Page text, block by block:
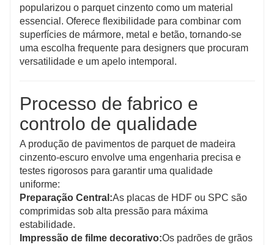
popularizou o parquet cinzento como um material
essencial. Oferece flexibilidade para combinar com
superfícies de mármore, metal e betão, tornando-se
uma escolha frequente para designers que procuram
versatilidade e um apelo intemporal.
Processo de fabrico e
controlo de qualidade
A produção de pavimentos de parquet de madeira
cinzento-escuro envolve uma engenharia precisa e
testes rigorosos para garantir uma qualidade
uniforme:
Preparação Central:As placas de HDF ou SPC são
comprimidas sob alta pressão para máxima
estabilidade.
Impressão de filme decorativo:Os padrões de grãos